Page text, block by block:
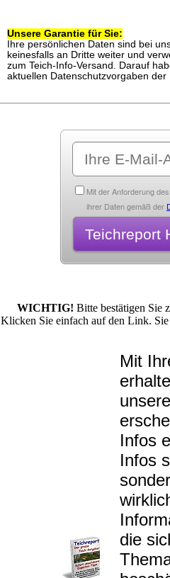
Unsere Garantie für Sie:
Ihre persönlichen Daten sind bei
keinesfalls an Dritte weiter und
zum Teich-Info-Versand. Darauf
aktuellen Datenschutzvorgaben der
WICHTIG! Bitte bestätigen Sie
Klicken Sie einfach auf den Link.
Mit
Infos
Infos
die